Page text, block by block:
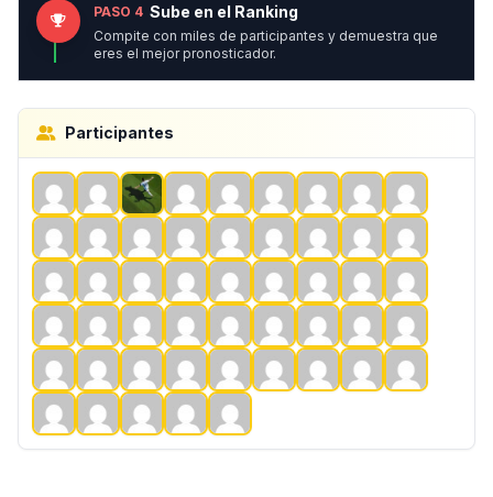
PASO 4 Sube en el Ranking
Compite con miles de participantes y demuestra que
eres el mejor pronosticador.
Participantes